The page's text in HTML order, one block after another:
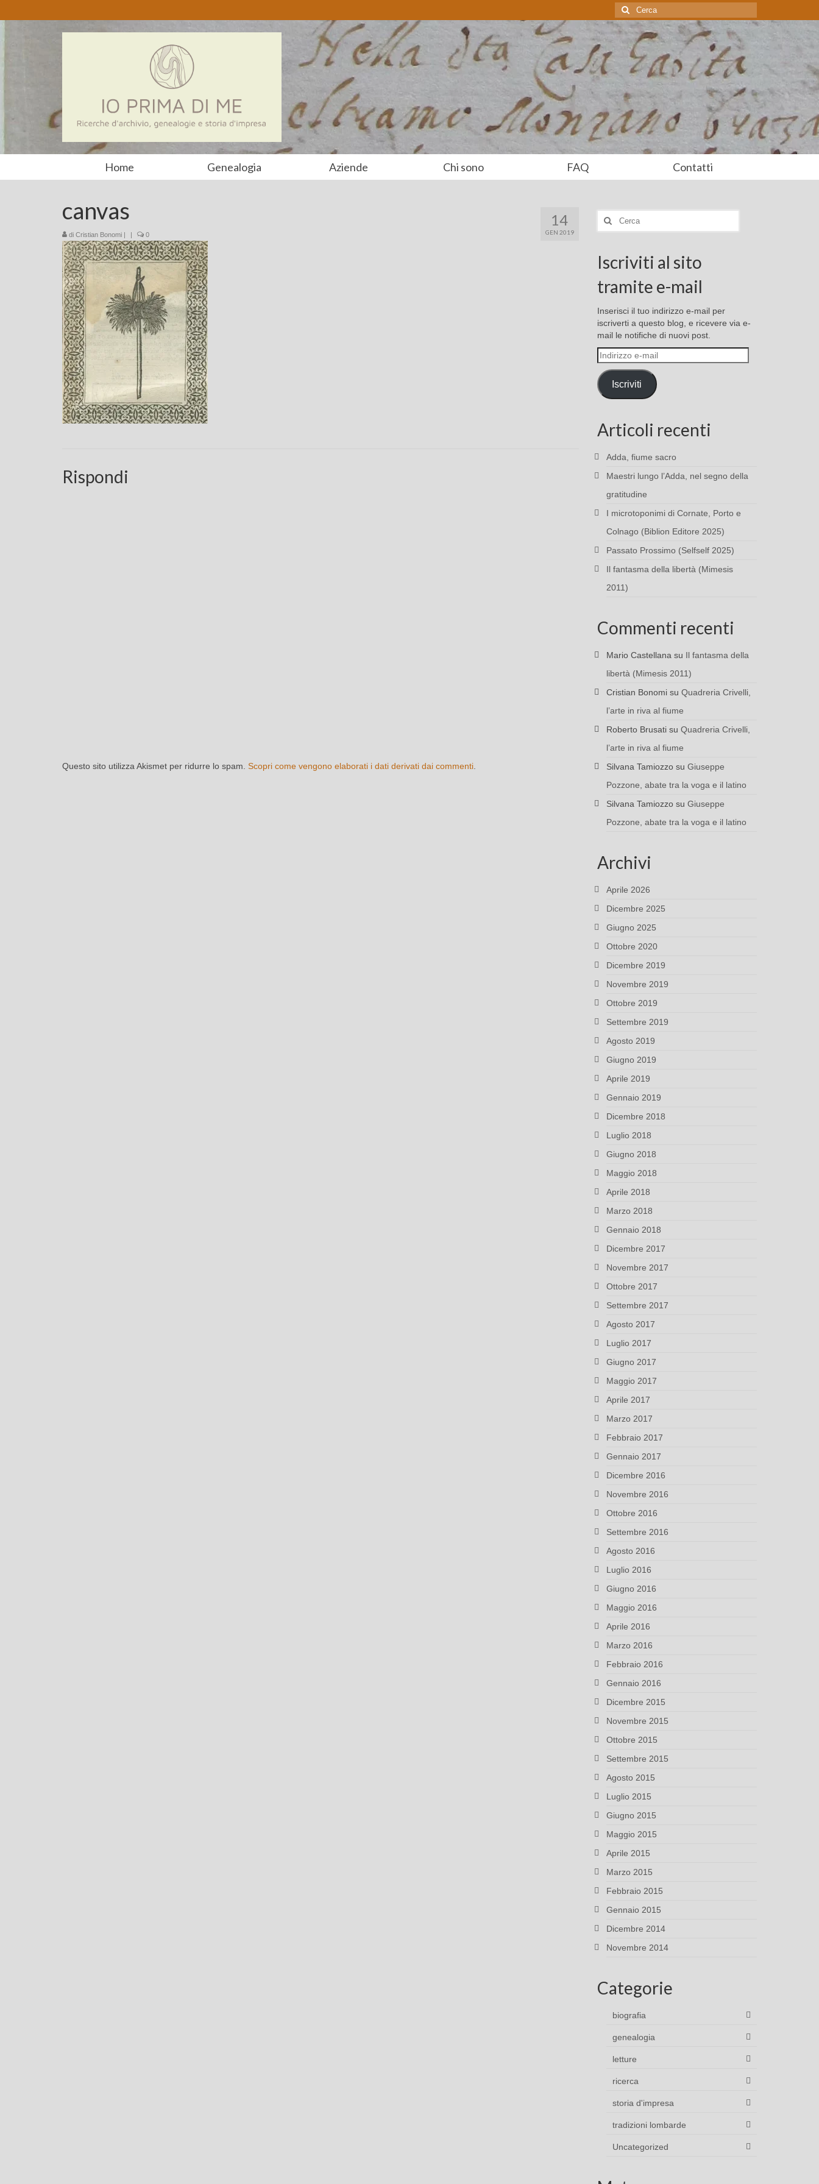
Cerca:
Home Genealogia Aziende Chi sono FAQ Contatti
14
GEN 2019
canvas
di Cristian Bonomi | | 0
Rispondi
Questo sito utilizza Akismet per ridurre lo spam. Scopri come vengono elaborati i dati derivati dai commenti
Cerca:
Iscriviti al sito
tramite e-mail
Inserisci il tuo indirizzo e-mail per
iscriverti a questo blog, e ricevere via e-
mail le notifiche di nuovi post.
Indirizzo
e-
mail
Iscriviti
Articoli recenti
Adda, fiume sacro
Maestri lungo l’Adda, nel segno della
gratitudine
I microtoponimi di Cornate, Porto e
Colnago (Biblion Editore 2025)
Passato Prossimo (Selfself 2025)
Il fantasma della libertà (Mimesis
2011)
Commenti recenti
Mario Castellana su Il fantasma della
libertà (Mimesis 2011)
Cristian Bonomisu Quadreria Crivelli,
l’arte in riva al fiume
Roberto Brusatisu Quadreria Crivelli,
l’arte in riva al fiume
Silvana Tamiozzosu Giuseppe
Pozzone, abate tra la voga e il latino
Silvana Tamiozzosu Giuseppe
Pozzone, abate tra la voga e il latino
Archivi
Aprile 2026
Dicembre 2025
Giugno 2025
Ottobre 2020
Dicembre 2019
Novembre 2019
Ottobre 2019
Settembre 2019
Agosto 2019
Giugno 2019
Aprile 2019
Gennaio 2019
Dicembre 2018
Luglio 2018
Giugno 2018
Maggio 2018
Aprile 2018
Marzo 2018
Gennaio 2018
Dicembre 2017
Novembre 2017
Ottobre 2017
Settembre 2017
Agosto 2017
Luglio 2017
Giugno 2017
Maggio 2017
Aprile 2017
Marzo 2017
Febbraio 2017
Gennaio 2017
Dicembre 2016
Novembre 2016
Ottobre 2016
Settembre 2016
Agosto 2016
Luglio 2016
Giugno 2016
Maggio 2016
Aprile 2016
Marzo 2016
Febbraio 2016
Gennaio 2016
Dicembre 2015
Novembre 2015
Ottobre 2015
Settembre 2015
Agosto 2015
Luglio 2015
Giugno 2015
Maggio 2015
Aprile 2015
Marzo 2015
Febbraio 2015
Gennaio 2015
Dicembre 2014
Novembre 2014
Categorie
biografia
genealogia
letture
ricerca
storia d'impresa
tradizioni lombarde
Uncategorized